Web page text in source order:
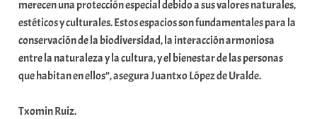
merecen una protección especial debido a sus valores naturales,
estéticos y culturales. Estos espacios son fundamentales para la
conservación de la biodiversidad, la interacción armoniosa
entre la naturaleza y la cultura, y el bienestar de las personas
que habitan en ellos”, asegura Juantxo López de Uralde.
Txomin Ruiz.